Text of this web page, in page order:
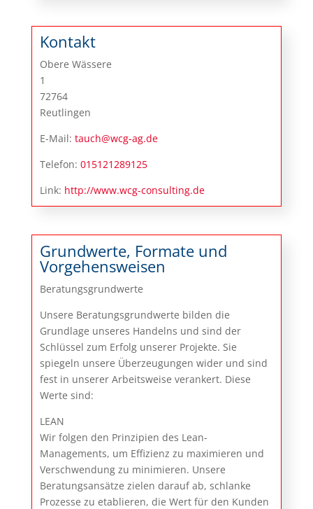
Kontakt
Obere Wässere
1
72764
Reutlingen
E-Mail: tauch@wcg-ag.de
Telefon: 015121289125
Link: http://www.wcg-consulting.de
Grundwerte, Formate und
Vorgehensweisen
Beratungsgrundwerte
Unsere Beratungsgrundwerte bilden die
Grundlage unseres Handelns und sind der
Schlüssel zum Erfolg unserer Projekte. Sie
spiegeln unsere Überzeugungen wider und sind
fest in unserer Arbeitsweise verankert. Diese
Werte sind:
LEAN
Wir folgen den Prinzipien des Lean-
Managements, um Effizienz zu maximieren und
Verschwendung zu minimieren. Unsere
Beratungsansätze zielen darauf ab, schlanke
Prozesse zu etablieren, die Wert für den Kunden